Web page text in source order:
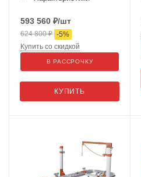
593 560 ₽/шт
624 800₽ -5%
КУПИТЬ
Купить со скидкой
В РАССРОЧКУ